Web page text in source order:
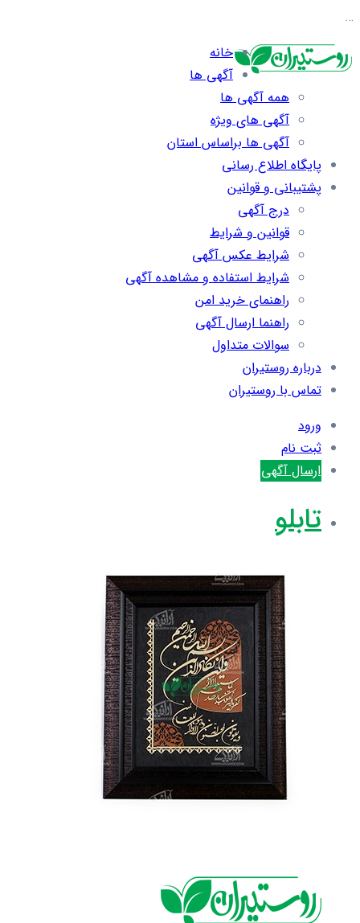
…
خانه
آگهی ها
همه آگهی ها
آگهی های ویژه
آگهی ها براساس استان
پایگاه اطلاع رسانی
پشتیبانی و قوانین
درج آگهی
قوانین و شرایط
شرایط عکس آگهی
شرایط استفاده و مشاهده آگهی
راهنمای خرید امن
راهنما ارسال آگهی
سوالات متداول
درباره روستیران
تماس با روستیران
ورود
ثبت نام
ارسال آگهی
تابلو